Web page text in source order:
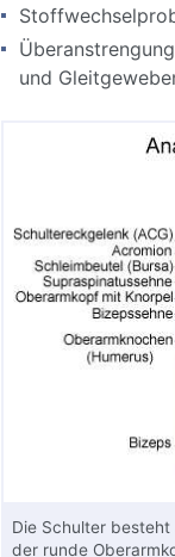
und
Die Schulter besteht
der runde